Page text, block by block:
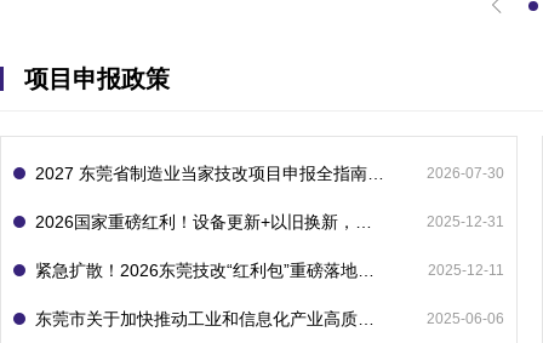
项目申报政策
2026-07-30
2025-12-31
2025-12-11
2025-06-06